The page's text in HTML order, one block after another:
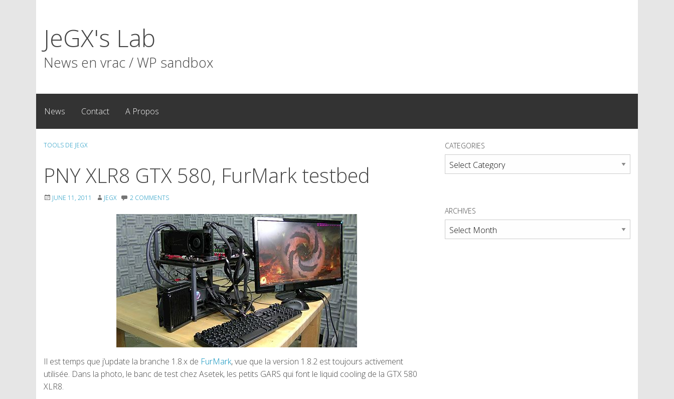
JeGX's Lab
News en vrac / WP sandbox
News Contact A Propos
TOOLS DE JEGX
PNY XLR8 GTX 580, FurMark testbed
JUNE 11, 2011 JEGX 2 COMMENTS
Il est temps que j’update la branche 1.8.x de FurMark, vue que la version 1.8.2 est toujours activement
utilisée. Dans la photo, le banc de test chez Asetek, les petits GARS qui font le liquid cooling de la GTX 580
XLR8.
CATEGORIES
Categories
ARCHIVES
Archives